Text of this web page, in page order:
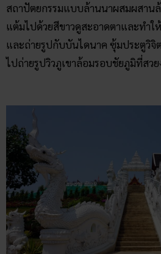
สถาปัตยกรรมแบบล้านนาผสมผสาน
แต้มไปด้วยสีขาวดูสะอาดตาและทำใ
และถ่ายรูปกับบันไดนาค ซุ้มประตูวิจิ
ไปถ่ายรูปวิวภูเขาล้อมรอบชัยภูมิที่สวย